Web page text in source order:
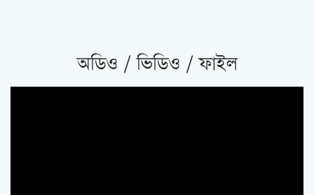
অডিও / ভিডিও / ফাইল